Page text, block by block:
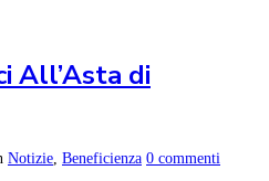
All’Asta di
Notizie Beneficienza 0 commenti